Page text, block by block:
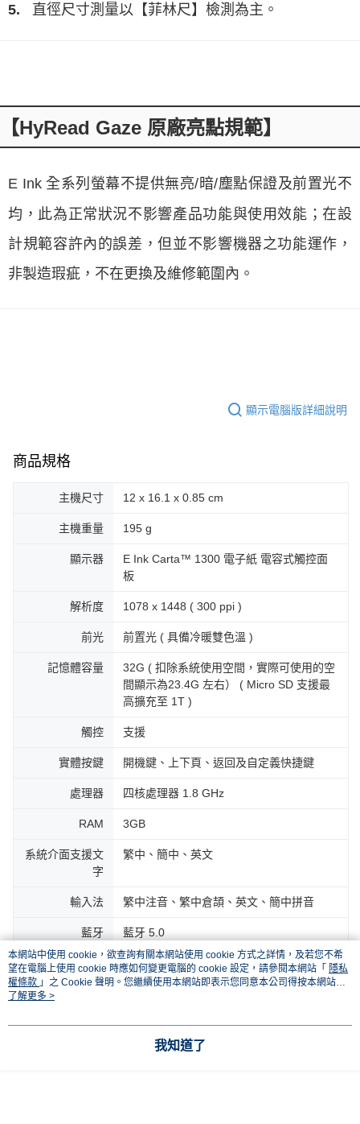
5. 直徑尺寸測量以【菲林尺】檢測為主。
【HyRead Gaze 原廠亮點規範】
E Ink 全系列螢幕不提供無亮/暗/塵點保證及前置光不
均，此為正常狀況不影響產品功能與使用效能；在設
計規範容許內的誤差，但並不影響機器之功能運作，
非製造瑕疵，不在更換及維修範圍內。
顯示電腦版詳細說明
商品規格
主機尺寸 12 x 16.1 x 0.85 cm
主機重量 195 g
顯示器
E Ink Carta™ 1300 電子紙 電容式觸控面
板
解析度 1078 x 1448 ( 300 ppi )
前光 前置光 ( 具備冷暖雙色溫 )
記憶體容量
32G ( 扣除系統使用空間，實際可使用的空
間顯示為23.4G 左右） ( Micro SD 支援最
高擴充至 1T )
觸控 支援
實體按鍵 開機鍵、上下頁、返回及自定義快捷鍵
處理器 四核處理器 1.8 GHz
RAM 3GB
系統介面支援文
字
繁中、簡中、英文
輸入法 繁中注音、繁中倉頡、英文、簡中拼音
藍牙 藍牙 5.0
作業系統
開放式系統 Android 11 (可自行安裝合法
APK)
Type-C（支援 OTG）
本網站中使用 cookie，欲查詢有關本網站使用 cookie 方式之詳情，及若您不希
望在電腦上使用 cookie 時應如何變更電腦的 cookie 設定，請參閱本網站「 隱私
權條款 」之 Cookie 聲明。您繼續使用本網站即表示您同意本公司得按本網站使
用條款之 Cookie 聲明使用 cookie。
了解更多 >
我知道了